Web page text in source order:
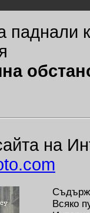
паднали
на
Всяко